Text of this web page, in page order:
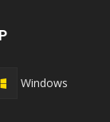
Windows